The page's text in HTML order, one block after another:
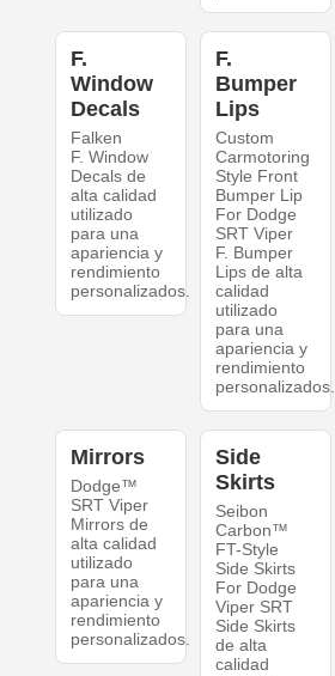
F.
Window
Decals
Falken
F. Window
Decals de
alta calidad
utilizado
para una
apariencia y
rendimiento
personalizados.
F.
Bumper
Lips
Custom
Carmotoring
Style Front
Bumper Lip
For Dodge
SRT Viper
F. Bumper
Lips de alta
calidad
utilizado
para una
apariencia y
rendimiento
personalizados.
Mirrors
Dodge™
SRT Viper
Mirrors de
alta calidad
utilizado
para una
apariencia y
rendimiento
personalizados.
Side
Skirts
Seibon
Carbon™
FT-Style
Side Skirts
For Dodge
Viper SRT
Side Skirts
de alta
calidad